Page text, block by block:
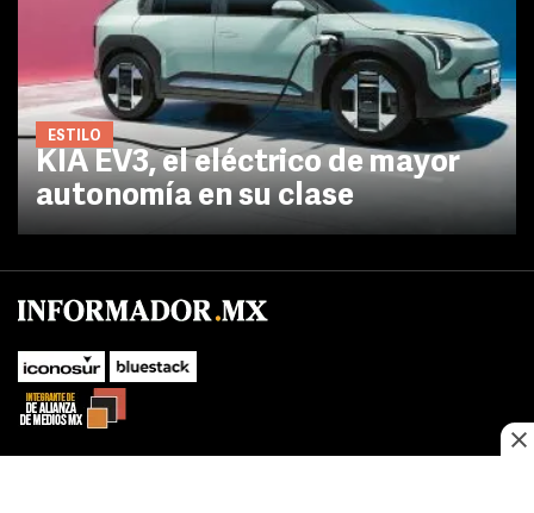
ESTILO
KIA EV3, el eléctrico de mayor
autonomía en su clase